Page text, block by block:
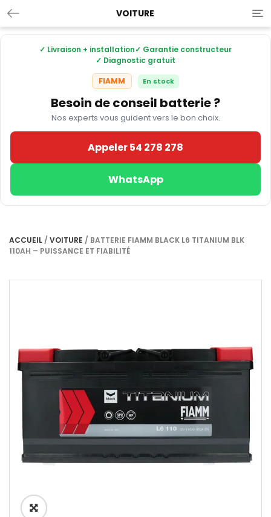
VOITURE
✓ Livraison + installation✓ Garantie constructeur
✓ Diagnostic gratuit
FIAMM
En stock
Besoin de conseil batterie ?
Nos experts vous guident vers le bon choix.
Appeler 54 278 278
WhatsApp
ACCUEIL / VOITURE / BATTERIE FIAMM BLACK L6 TITANIUM BLK
110AH – PUISSANCE ET FIABILITÉ